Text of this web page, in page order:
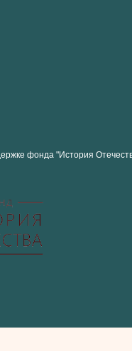
фонда "История